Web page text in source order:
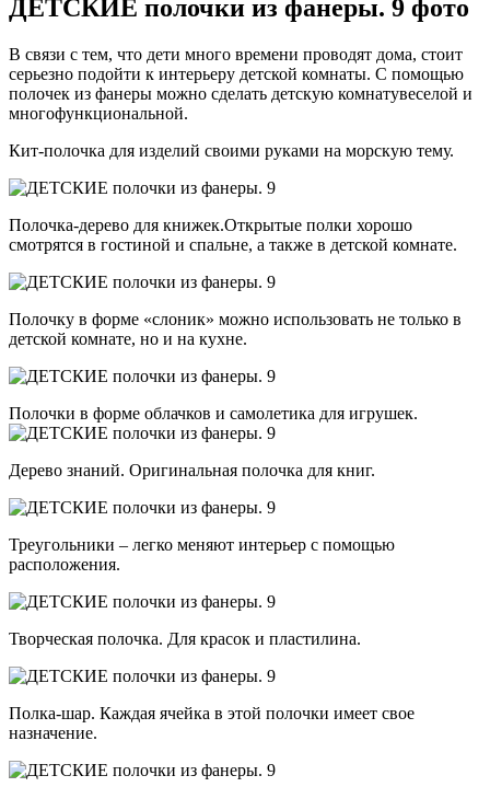
ДЕТСКИЕ полочки из фанеры. 9 фото
В связи с тем, что дети много времени проводят дома, стоит
серьезно подойти к интерьеру детской комнаты. С помощью
полочек из фанеры можно сделать детскую комнатувеселой и
многофункциональной.
Кит-полочка для изделий своими руками на морскую тему.
Полочка-дерево для книжек.Открытые полки хорошо
смотрятся в гостиной и спальне, а также в детской комнате.
Полочку в форме «слоник» можно использовать не только в
детской комнате, но и на кухне.
Полочки в форме облачков и самолетика для игрушек.
Дерево знаний. Оригинальная полочка для книг.
Треугольники – легко меняют интерьер с помощью
расположения.
Творческая полочка. Для красок и пластилина.
Полка-шар. Каждая ячейка в этой полочки имеет свое
назначение.